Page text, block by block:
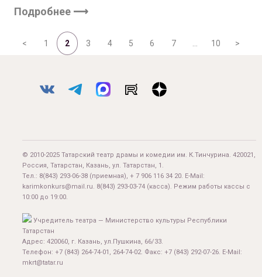
Подробнее ⟶
< 1 2 3 4 5 6 7 10 >
© 2010-2025 Татарский театр драмы и комедии им. К.Тинчурина. 420021,
Россия, Татарстан, Казань, ул. Татарстан, 1.
Тел.: 8(843) 293-06-38 (приемная), + 7 906 116 34 20. E-Mail:
karimkonkurs@mail.ru. 8(843) 293-03-74 (касса). Режим работы кассы с
10:00 до 19:00.
Учредитель театра — Министерство культуры Республики
Татарстан
Адрес: 420060, г. Казань, ул.Пушкина, 66/33.
Телефон: +7 (843) 264-74-01, 264-74-02. Факс: +7 (843) 292-07-26. E-Mail:
mkrt@tatar.ru